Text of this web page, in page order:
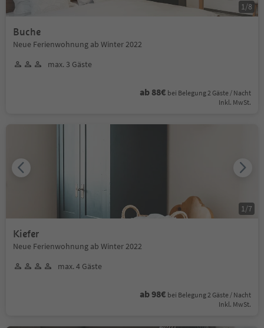
Buche
Neue Ferienwohnung ab Winter 2022
max. 3 Gäste
ab 88€ bei Belegung 2 Gäste / Nacht
Inkl. MwSt.
1 /8
Kiefer
Neue Ferienwohnung ab Winter 2022
max. 4 Gäste
ab 98€ bei Belegung 2 Gäste / Nacht
Inkl. MwSt.
1 /7